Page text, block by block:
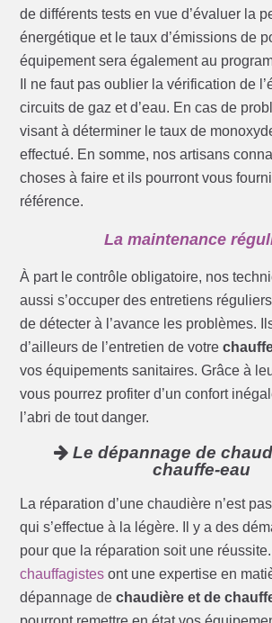
de différents tests en vue d’évaluer la
énergétique et le taux d’émissions de
équipement sera également au
Il ne faut pas oublier la vérification de
circuits de gaz et d’eau. En cas de
visant à déterminer le taux de
effectué. En somme, nos artisans
choses à faire et ils pourront vous
référence.
La maintenance
À part le contrôle obligatoire, nos
aussi s’occuper des entretiens
de détecter à l’avance les problèmes.
d’ailleurs de l’entretien de votre
vos équipements sanitaires. Grâce à
vous pourrez profiter d’un confort
l’abri de tout danger.
Le dépannage de
chauffe-eau
La réparation d’une chaudière n’est
qui s’effectue à la légère. Il y a des
pour que la réparation soit une
chauffagistes ont une expertise en
dépannage dechaudière et de